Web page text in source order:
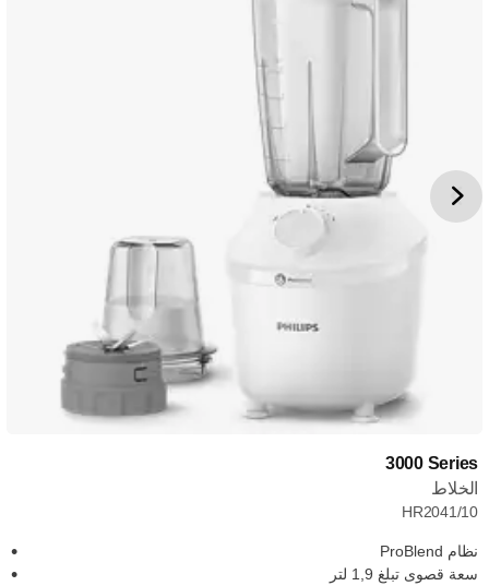
‎3000 Series
الخلاط
HR2041/10
نظام ProBlend
سعة قصوى تبلغ 1,9 لتر